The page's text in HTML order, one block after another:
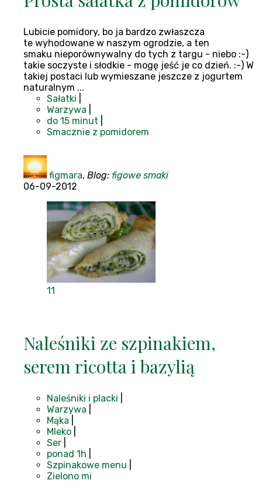
Lubicie pomidory, bo ja bardzo zwłaszcza
te wyhodowane w naszym ogrodzie, a ten
smaku nieporównywalny do tych z targu - niebo :-)
takie soczyste i słodkie - mogę jeść je co dzień. :-) W
takiej postaci lub wymieszane jeszcze z jogurtem
naturalnym ...
Sałatki
Warzywa
do 15 minut
Smacznie z pomidorem
figmara, Blog: figowe smaki
06-09-2012
11
Naleśniki ze szpinakiem,
serem ricotta i bazylią
Naleśniki i placki
Warzywa
Mąka
Mleko
Ser
ponad 1h
Szpinakowe menu
Zielono mi